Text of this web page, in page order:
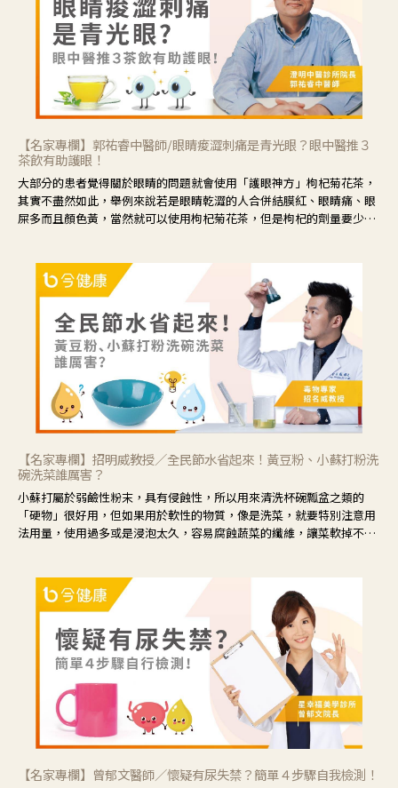
【名家專欄】郭祐睿中醫師/眼睛痠澀刺痛是青光眼？眼中醫推３
茶飲有助護眼！
大部分的患者覺得關於眼睛的問題就會使用「護眼神方」枸杞菊花茶，
其實不盡然如此，舉例來說若是眼睛乾澀的人合併結膜紅、眼睛痛、眼
屎多而且顏色黃，當然就可以使用枸杞菊花茶，但是枸杞的劑量要少，
候就要使用菊花、金銀花來治療；假如單純的眼睛乾澀，結膜沒有紅，
眼睛周圍沒有眼屎，這種情況是屬於「陰虛」，就可以使用枸杞、蓮
藕、麥門冬、山藥等比較滋潤的藥材，效果就更顯著。
【名家專欄】招明威教授／全民節水省起來！黃豆粉、小蘇打粉洗
碗洗菜誰厲害？
小蘇打屬於弱鹼性粉末，具有侵蝕性，所以用來清洗杯碗瓢盆之類的
「硬物」很好用，但如果用於軟性的物質，像是洗菜，就要特別注意用
法用量，使用過多或是浸泡太久，容易腐蝕蔬菜的纖維，讓菜軟掉不清
【名家專欄】曾郁文醫師／懷疑有尿失禁？簡單４步驟自我檢測！